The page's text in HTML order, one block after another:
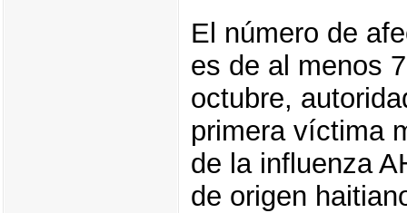
El número de
es de al menos
octubre,
primera víctima
de la influenza
de origen